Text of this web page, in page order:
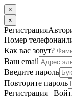
×
×
Регистрация
Номер телефона
Как вас зовут?
Ваш email
Введите пароль
Повторите пароль
Регистрация |